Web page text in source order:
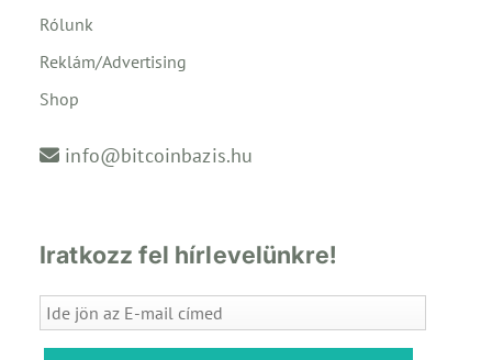
Rólunk
Reklám/Advertising
Shop
info@bitcoinbazis.hu
Iratkozz fel hírlevelünkre!